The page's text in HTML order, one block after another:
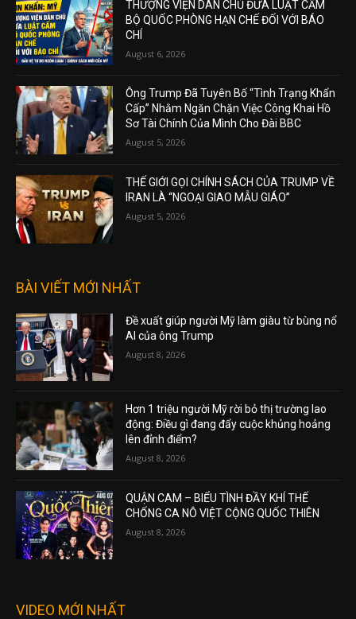
THƯỢNG VIỆN DÂN CHỦ ĐƯA LUẬT CẤM
BỘ QUỐC PHÒNG HẠN CHẾ ĐỐI VỚI BÁO
CHÍ
August 6, 2026
Ông Trump Đã Tuyên Bố “Tình Trạng Khẩn
Cấp” Nhằm Ngăn Chặn Việc Công Khai Hồ
Sơ Tài Chính Của Mình Cho Đài BBC
August 5, 2026
THẾ GIỚI GỌI CHÍNH SÁCH CỦA TRUMP VỀ
IRAN LÀ “NGOẠI GIAO MẪU GIÁO”
August 5, 2026
BÀI VIẾT MỚI NHẤT
Đề xuất giúp người Mỹ làm giàu từ bùng nổ
AI của ông Trump
August 8, 2026
Hơn 1 triệu người Mỹ rời bỏ thị trường lao
động: Điều gì đang đẩy cuộc khủng hoảng
lên đỉnh điểm?
August 8, 2026
QUẬN CAM – BIỂU TÌNH ĐẦY KHÍ THẾ
CHỐNG CA NÔ VIỆT CỘNG QUỐC THIÊN
August 8, 2026
VIDEO MỚI NHẤT